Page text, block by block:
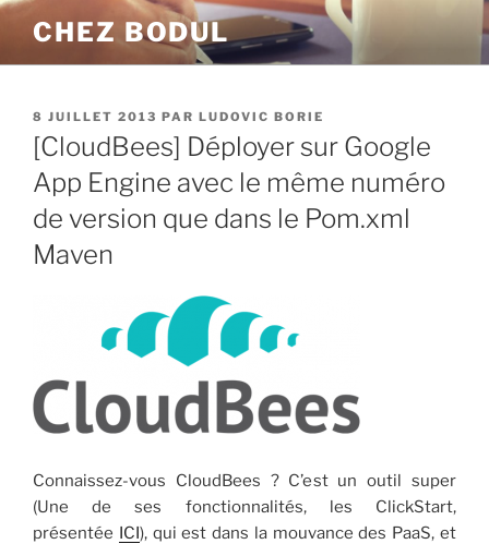
Aller
contenu
CHEZ BODUL
PUBLIÉ
LE
8 JUILLET 2013 PAR LUDOVIC BORIE
[CloudBees] Déployer sur Google
App Engine avec le même numéro
de version que dans le Pom.xml
Maven
Connaissez-vous CloudBees ? C’est un outil super
(Une de ses fonctionnalités, les ClickStart,
présentée ICI), qui est dans la mouvance des PaaS, et